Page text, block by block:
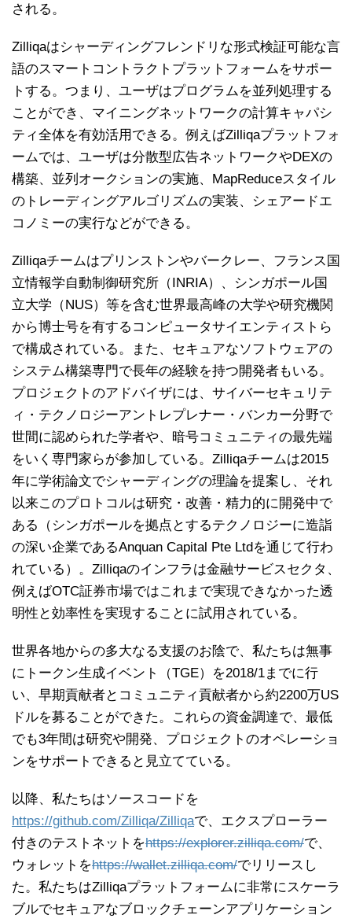
される。
Zilliqaはシャーディングフレンドリな形式検証可能な言
語のスマートコントラクトプラットフォームをサポー
トする。つまり、ユーザはプログラムを並列処理する
ことができ、マイニングネットワークの計算キャパシ
ティ全体を有効活用できる。例えばZilliqaプラットフォ
ームでは、ユーザは分散型広告ネットワークやDEXの
構築、並列オークションの実施、MapReduceスタイル
のトレーディングアルゴリズムの実装、シェアードエ
コノミーの実行などができる。
Zilliqaチームはプリンストンやバークレー、フランス国
立情報学自動制御研究所（INRIA）、シンガポール国
立大学（NUS）等を含む世界最高峰の大学や研究機関
から博士号を有するコンピュータサイエンティストら
で構成されている。また、セキュアなソフトウェアの
システム構築専門で長年の経験を持つ開発者もいる。
プロジェクトのアドバイザには、サイバーセキュリテ
ィ・テクノロジーアントレプレナー・バンカー分野で
世間に認められた学者や、暗号コミュニティの最先端
をいく専門家らが参加している。Zilliqaチームは2015
年に学術論文でシャーディングの理論を提案し、それ
以来このプロトコルは研究・改善・精力的に開発中で
ある（シンガポールを拠点とするテクノロジーに造詣
の深い企業であるAnquan Capital Pte Ltdを通じて行わ
れている）。Zilliqaのインフラは金融サービスセクタ、
例えばOTC証券市場ではこれまで実現できなかった透
明性と効率性を実現することに試用されている。
世界各地からの多大なる支援のお陰で、私たちは無事
にトークン生成イベント（TGE）を2018/1までに行
い、早期貢献者とコミュニティ貢献者から約2200万US
ドルを募ることができた。これらの資金調達で、最低
でも3年間は研究や開発、プロジェクトのオペレーショ
ンをサポートできると見立てている。
以降、私たちはソースコードを
https://github.com/Zilliqa/Zilliqaで、エクスプローラー
付きのテストネットをhttps://explorer.zilliqa.com/で、
ウォレットをhttps://wallet.zilliqa.com/でリリースし
た。私たちはZilliqaプラットフォームに非常にスケーラ
ブルでセキュアなブロックチェーンアプリケーション